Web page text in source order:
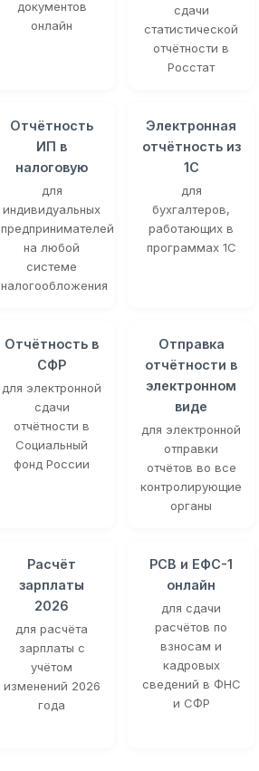
документов
онлайн
сдачи
статистической
отчётности в
Росстат
Отчётность
ИП в
налоговую
для
индивидуальных
предпринимателей
на любой
системе
налогообложения
Электронная
отчётность из
1С
для
бухгалтеров,
работающих в
программах 1С
Отчётность в
СФР
для электронной
сдачи
отчётности в
Социальный
фонд России
Отправка
отчётности в
электронном
виде
для электронной
отправки
отчётов во все
контролирующие
органы
Расчёт
зарплаты
2026
для расчёта
зарплаты с
учётом
изменений 2026
года
РСВ и ЕФС-1
онлайн
для сдачи
расчётов по
взносам и
кадровых
сведений в ФНС
и СФР